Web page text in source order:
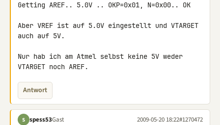
Getting AREF.. 5.0V .. OKP=0x01, N=0x00.. OK
Aber VREF ist auf 5.0V eingestellt und VTARGET
auch auf 5V.
Nur hab ich am Atmel selbst keine 5V weder
VTARGET noch AREF.
Antwort
S spess53Gast 2009-05-20 18:22#1270472